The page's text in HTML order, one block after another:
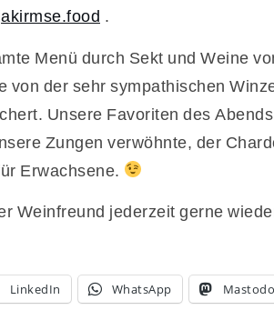
.
Menü durch Sekt und Weine
von der sehr sympathischen
Unsere Favoriten des
Zungen verwöhnte, der
Erwachsene.
Weinfreund jederzeit gerne
LinkedIn WhatsApp